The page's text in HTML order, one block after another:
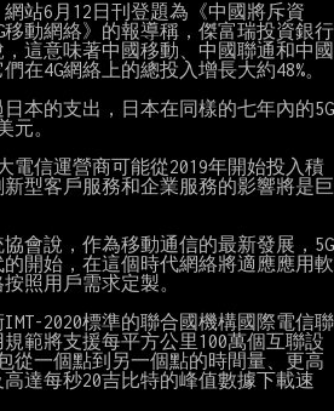
6月12日刊登題為《中國將斥資
移動網絡》的報導稱，傑富瑞投資銀行
這意味著中國移動、中國聯通和中國
在4G網絡上的總投入增長大約48%。
的支出，日本在同樣的七年內的5G
元。
信運營商可能從2019年開始投入積
型客戶服務和企業服務的影響將是巨
說，作為移動通信的最新發展，5G
開始，在這個時代網絡將適應應用軟
照用戶需求定製。
2020標準的聯合國機構國際電信聯
範將支援每平方公里100萬個互聯設
從一個點到另一個點的時間量、更高
達每秒20吉比特的峰值數據下載速